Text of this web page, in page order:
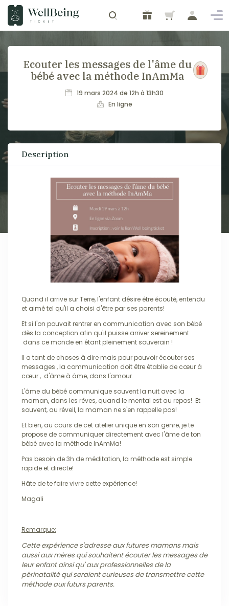
Ecouter les messages de l'âme du
bébé avec la méthode InAmMa
19 mars 2024 de 12h à 13h30
En ligne
Description
Quand il arrive sur Terre, l'enfant désire être écouté, entendu
et aimé tel qu'il a choisi d'être par ses parents!
Et si l'on pouvait rentrer en communication avec son bébé
dès la conception afin qu'il puisse arriver sereinement
dans ce monde en étant pleinement souverain !
Il a tant de choses à dire mais pour pouvoir écouter ses
messages , la communication doit être établie de cœur à
cœur , d'âme à âme, dans l'amour.
L'âme du bébé communique souvent la nuit avec la
maman, dans les rêves, quand le mental est au repos! Et
souvent, au réveil, la maman ne s'en rappelle pas!
Et bien, au cours de cet atelier unique en son genre, je te
propose de communiquer directement avec l'âme de ton
bébé avec la méthode InAmMa!
Pas besoin de 3h de méditation, la méthode est simple
rapide et directe!
Hâte de te faire vivre cette expérience!
Magali
Remarque:
Cette expérience s'adresse aux futures mamans mais
aussi aux mères qui souhaitent écouter les messages de
leur enfant ainsi qu' aux professionnelles de la
périnatalité qui seraient curieuses de transmettre cette
méthode aux futurs parents.